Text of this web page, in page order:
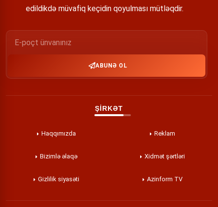
edildikdə müvafiq keçidin qoyulması mütləqdir.
ABUNƏ OL
ŞİRKƏT
Haqqımızda Reklam
Bizimlə əlaqə Xidmət şərtləri
Gizlilik siyasəti Azinform TV